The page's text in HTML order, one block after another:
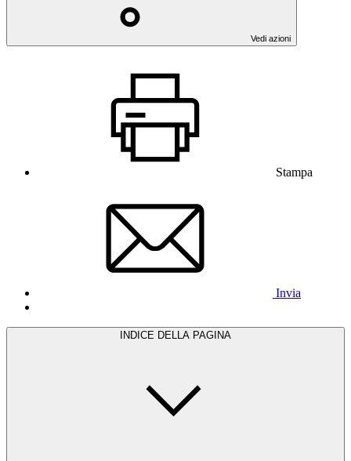
Vedi azioni
Stampa
Invia
INDICE DELLA PAGINA